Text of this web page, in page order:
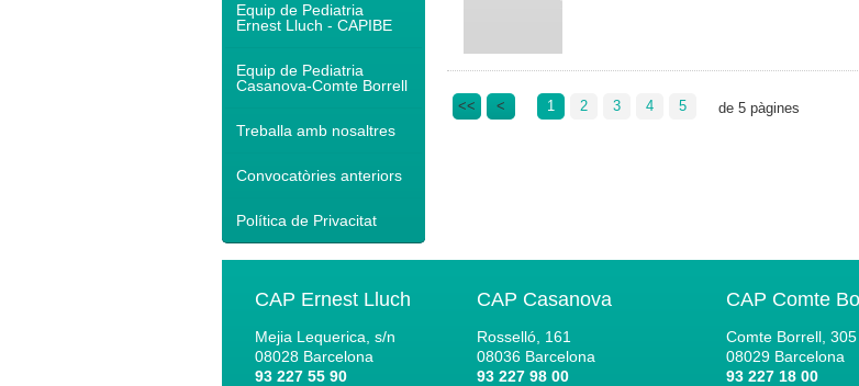
Equip de Pediatria
Ernest Lluch - CAPIBE
Equip de Pediatria
Casanova-Comte Borrell
Treballa amb nosaltres
Convocatòries anteriors
Política de Privacitat
<< < 1 2 3 4 5 de 5 pàgines
CAP Ernest Lluch
Mejia Lequerica, s/n
08028 Barcelona
93 227 55 90
CAP Casanova
Rosselló, 161
08036 Barcelona
93 227 98 00
CAP Comte
Comte Borrell, 305
08029 Barcelona
93 227 18 00